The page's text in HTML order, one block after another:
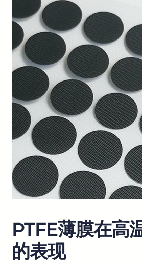
PTFE薄膜在高
的表现